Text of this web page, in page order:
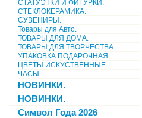
СТАТУЭТКИ И ФИГУРКИ.
СТЕКЛОКЕРАМИКА.
СУВЕНИРЫ.
Товары для Авто.
ТОВАРЫ ДЛЯ ДОМА.
ТОВАРЫ ДЛЯ ТВОРЧЕСТВА.
УПАКОВКА ПОДАРОЧНАЯ.
ЦВЕТЫ ИСКУСТВЕННЫЕ.
ЧАСЫ.
НОВИНКИ.
НОВИНКИ.
Символ Года 2026